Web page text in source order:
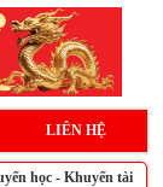
LIÊN HỆ
học - Khuyến tài